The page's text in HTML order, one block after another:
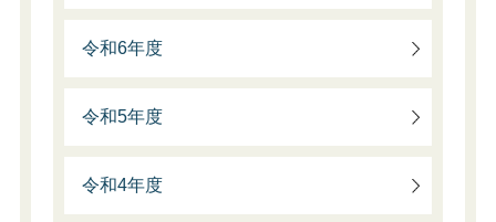
令和6年度
令和5年度
令和4年度